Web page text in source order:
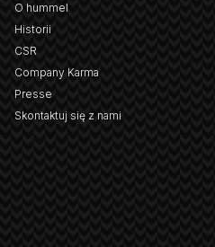
O hummel
Historii
CSR
Company Karma
Presse
Skontaktuj się z nami